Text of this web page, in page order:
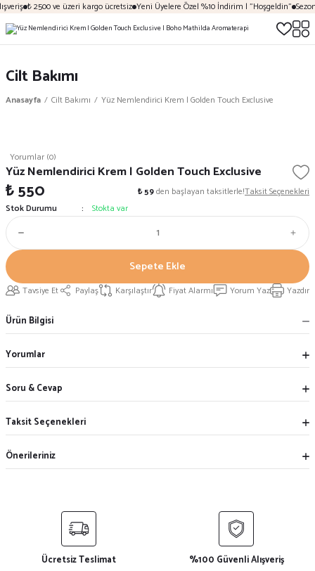
₺ 2500 ve üzeri kargo ücretsiz Yeni Üyelere Özel %10 İndirim | "Hoşgeldin"
Cilt Bakımı
Anasayfa Cilt Bakımı Yüz Nemlendirici Krem | Golden Touch Exclusive
Yorumlar (0)
Yüz Nemlendirici Krem | Golden Touch Exclusive
₺ 550 ₺ 59den başlayan taksitlerle!Taksit Seçenekleri
Stok Durumu
Stokta var
Sepete Ekle
Tavsiye Et Paylaş Karşılaştır Fiyat Alarmı Yorum Yaz Yazdır
Ürün Bilgisi
Yorumlar
Soru & Cevap
Taksit Seçenekleri
Önerileriniz
Ücretsiz Teslimat %100 Güvenli Alışveriş